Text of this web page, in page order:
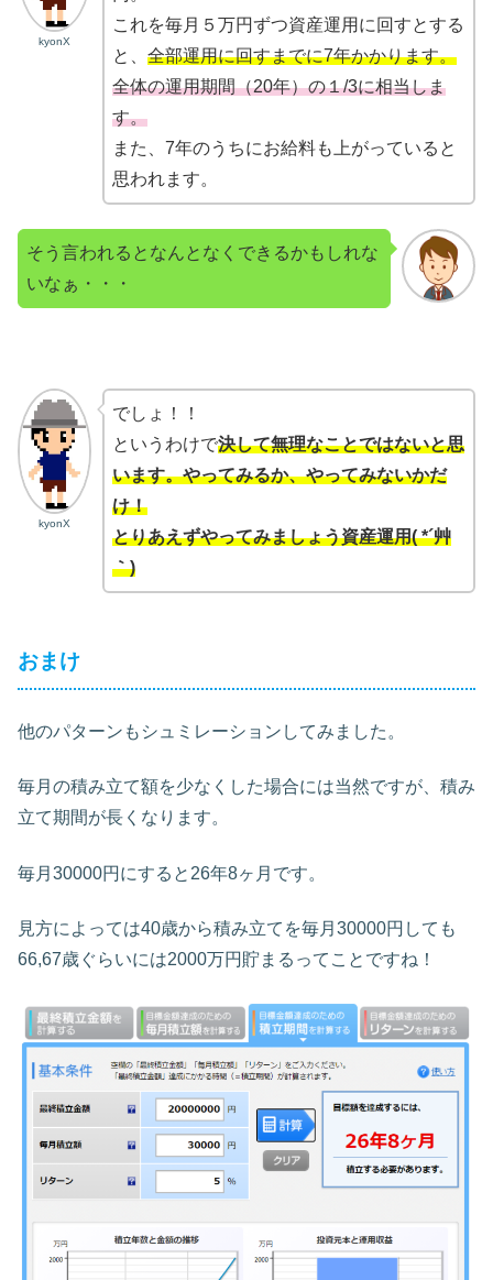
kyonX
これを毎月５万円ずつ資産運用に回すとする
と、 全部運用に回すまでに7年かかります。
全体の運用期間（20年）の１/3に相当しま
す。
また、7年のうちにお給料も上がっていると
思われます。
そう言われるとなんとなくできるかもしれな
いなぁ・・・
kyonX
でしょ！！
というわけで決して無理なことではないと思
います。やってみるか、やってみないかだ
け！
とりあえずやってみましょう資産運用( *´艸
｀)
おまけ
他のパターンもシュミレーションしてみました。
毎月の積み立て額を少なくした場合には当然ですが、積み
立て期間が長くなります。
毎月30000円にすると26年8ヶ月です。
見方によっては40歳から積み立てを毎月30000円しても
66,67歳ぐらいには2000万円貯まるってことですね！